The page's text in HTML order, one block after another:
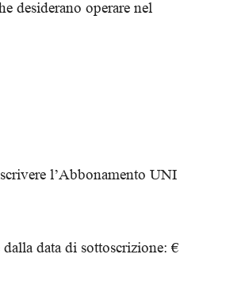
desiderano operare nel
l’Abbonamento UNI
data di sottoscrizione: €